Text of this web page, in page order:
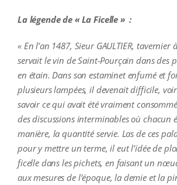
La légende de « La Ficelle » :
« En l’an 1487, Sieur GAULTIER, tavernier
servait le vin de Saint-Pourçain dans des
en étain. Dans son estaminet enfumé et
plusieurs lampées, il devenait difficile,
savoir ce qui avait été vraiment
des discussions interminables où chacun
manière, la quantité servie. Las de ces
pour y mettre un terme, il eut l’idée de
ficelle dans les pichets, en faisant un
aux mesures de l’époque, la demie et la